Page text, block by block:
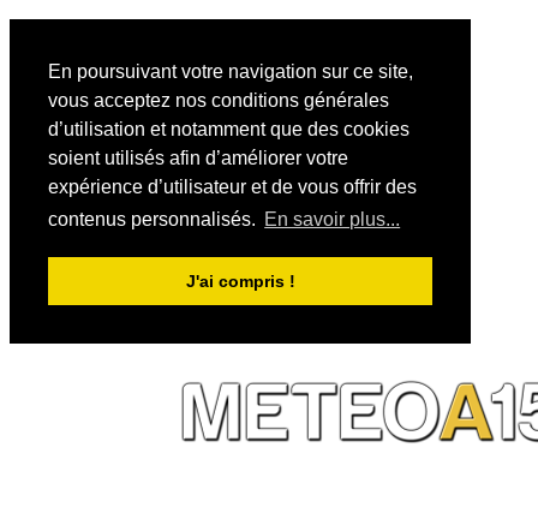
En poursuivant votre navigation sur ce site,
vous acceptez nos conditions générales
d’utilisation et notamment que des cookies
soient utilisés afin d’améliorer votre
expérience d’utilisateur et de vous offrir des
contenus personnalisés. En savoir plus...
J'ai compris !